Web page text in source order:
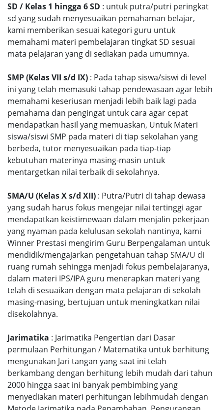
SD / Kelas 1 hingga 6 SD : untuk putra/putri peringkat
sd yang sudah menyesuaikan pemahaman belajar,
kami memberikan sesuai kategori guru untuk
memahami materi pembelajaran tingkat SD sesuai
mata pelajaran yang di sediakan pada umumnya.
SMP (Kelas VII s/d IX) : Pada tahap siswa/siswi di level
ini yang telah memasuki tahap pendewasaan agar lebih
memahami keseriusan menjadi lebih baik lagi pada
pemahama dan pengingat untuk cara agar cepat
mendapatkan hasil yang memuaskan, Untuk Materi
siswa/siswi SMP pada materi di tiap sekolahan yang
berbeda, tutor menyesuaikan pada tiap-tiap
kebutuhan materinya masing-masin untuk
mentargetkan nilai terbaik di sekolahnya.
SMA/U (Kelas X s/d XII) : Putra/Putri di tahap dewasa
yang sudah harus fokus mengejar nilai tertinggi agar
mendapatkan keistimewaan dalam menjalin pekerjaan
yang nyaman pada kelulusan sekolah nantinya, kami
Winner Prestasi mengirim Guru Berpengalaman untuk
mendidik/mengajarkan pengetahuan tahap SMA/U di
ruang rumah sehingga menjadi fokus pembelajaranya,
dalam materi IPS/IPA guru menerapkan materi yang
telah di sesuaikan dengan mata pelajaran di sekolah
masing-masing, bertujuan untuk meningkatkan nilai
disekolahnya.
Jarimatika : Jarimatika Pengertian dari Dasar
permulaan Perhitungan / Matematika untuk berhitung
mengunakan Jari tangan yang saat ini telah
berkambang dengan berhitung lebih mudah dari tahun
2000 hingga saat ini banyak pembimbing yang
menyediakan materi perhitungan lebihmudah dengan